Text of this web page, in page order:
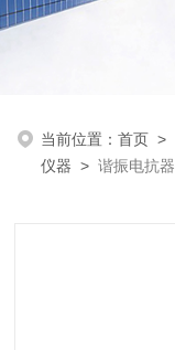
当前位置：首页 >
仪器 >谐振电抗器